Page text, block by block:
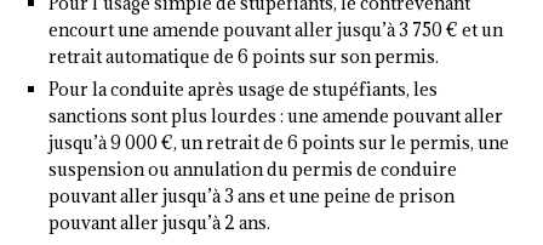
encourt une amende pouvant aller jusqu’à 3 750 € et un
retrait automatique de 6 points sur son permis.
Pour la conduite après usage de stupéfiants, les
sanctions sont plus lourdes : une amende pouvant aller
jusqu’à 9 000 €, un retrait de 6 points sur le permis, une
suspension ou annulation du permis de conduire
pouvant aller jusqu’à 3 ans et une peine de prison
pouvant aller jusqu’à 2 ans.